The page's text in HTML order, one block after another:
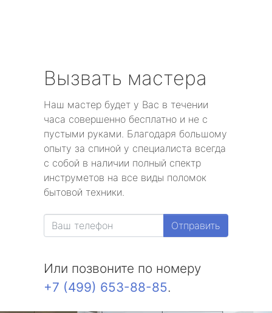
Вызвать мастера
Наш мастер будет у Вас в течении
часа совершенно бесплатно и не с
пустыми руками. Благодаря большому
опыту за спиной у специалиста всегда
с собой в наличии полный спектр
инструметов на все виды поломок
бытовой техники.
Отправить
Или позвоните по номеру
+7 (499) 653-88-85.